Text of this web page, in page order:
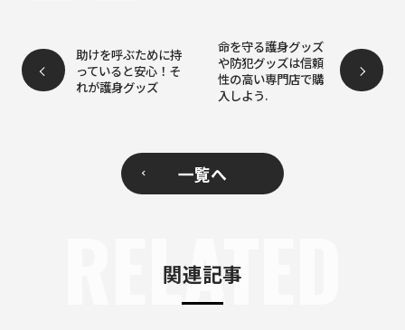
助けを呼ぶために持
っていると安心！そ
れが護身グッズ
命を守る護身グッズ
や防犯グッズは信頼
性の高い専門店で購
入しよう.
一覧へ
関連記事
RELATED